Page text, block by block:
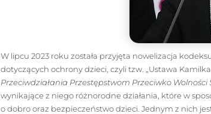
W lipcu 2023 roku została przyjęta nowelizacja
dotyczących ochrony dzieci, czyli tzw. „Ustawa
Przeciwdziałania Przestępstwom Przeciwko
wynikające z niego różnorodne działania, które w
o dobro oraz bezpieczeństwo dzieci. Jednym z nich